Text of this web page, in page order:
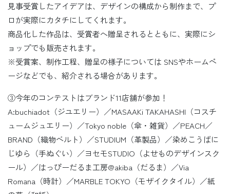
見事受賞したアイデアは、デザインの構成から制作まで、プ
ロが実際にカタチにしてくれます。
商品化した作品は、受賞者へ贈呈されるとともに、実際にシ
ョップでも販売されます。
※受賞案、制作工程、贈呈の様子については SNSやホームペ
ージなどでも、紹介される場合があります。
③今年のコンテストはブランド11店舗が参加！
A:buchiadot（ジユエリー）／MASAAKi TAKAHASHI（コスチ
ュームジュエリー）／Tokyo noble（傘・雑貨）／PEACH／
BRAND（織物ベルト）／STUDIUM（革製品）／染めこうばに
じゆら（手ぬぐい）／ヨセモSTUDIO（よせものデザインスク
ール）／はっぴーだるま工房@akiba（だるま）／Via
Romana（時計）／MARBLE TOKYO（モザイクタイル）／紙